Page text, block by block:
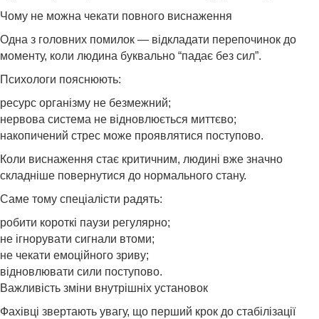
Чому не можна чекати повного виснаження
Одна з головних помилок — відкладати перепочинок до
моменту, коли людина буквально “падає без сил”.
Психологи пояснюють:
ресурс організму не безмежний;
нервова система не відновлюється миттєво;
накопичений стрес може проявлятися поступово.
Коли виснаження стає критичним, людині вже значно
складніше повернутися до нормального стану.
Саме тому спеціалісти радять:
робити короткі паузи регулярно;
не ігнорувати сигнали втоми;
не чекати емоційного зриву;
відновлювати сили поступово.
Важливість зміни внутрішніх установок
Фахівці звертають увагу, що перший крок до стабілізації